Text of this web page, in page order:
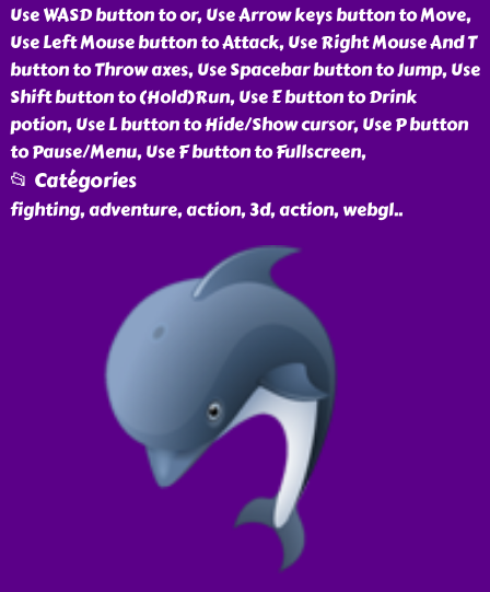
Use WASD button to or, Use Arrow keys button to Move,
Use Left Mouse button to Attack, Use Right Mouse And T
button to Throw axes, Use Spacebar button to Jump, Use
Shift button to (Hold)Run, Use E button to Drink
potion, Use L button to Hide/Show cursor, Use P button
to Pause/Menu, Use F button to Fullscreen,
📂 Catégories
fighting, adventure, action, 3d, action, webgl..